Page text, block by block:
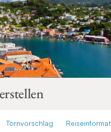
Törnvorschlag